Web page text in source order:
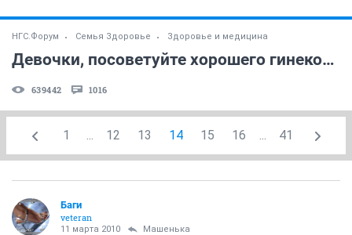
НГС.Форум Семья Здоровье Здоровье и медицина
Девочки, посоветуйте хорошего гинеколога!
639442 1016
1 ... 12 13 14 15 16 ... 41
Баги
veteran
11 марта 2010 Машенька